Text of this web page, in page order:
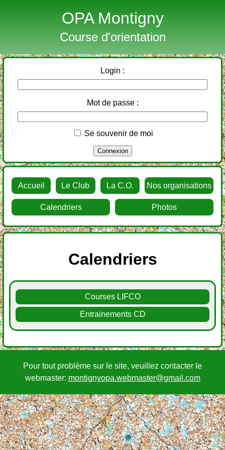
OPA Montigny
Course d'orientation
Login :
Mot de passe :
Se souvenir de moi
Accueil Le Club La C.O. Nos organisations
Calendriers Photos
Calendriers
Courses LIFCO
Entrainements CD
Pour tout problème sur le site, veuillez contacter le
webmaster: montignyopa.webmaster@gmail.com